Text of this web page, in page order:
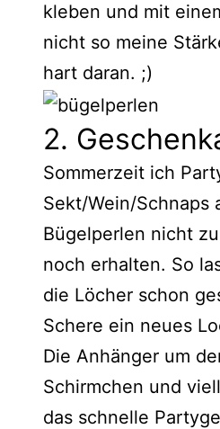
kleben und mit
nicht so meine
hart daran. ;)
2.
Sommerzeit ich
Sekt/Wein/Schnaps
Bügelperlen nicht
noch erhalten. So
die Löcher schon
Schere ein neues
Die Anhänger um
Schirmchen und
das schnelle